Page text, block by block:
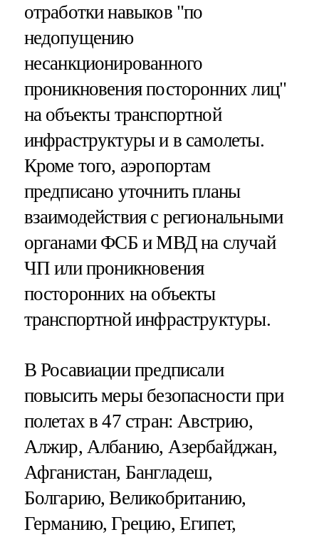
отработки навыков "по
недопущению
несанкционированного
проникновения посторонних лиц"
на объекты транспортной
инфраструктуры и в самолеты.
Кроме того, аэропортам
предписано уточнить планы
взаимодействия с региональными
органами ФСБ и МВД на случай
ЧП или проникновения
посторонних на объекты
транспортной инфраструктуры.
В Росавиации предписали
повысить меры безопасности при
полетах в 47 стран: Австрию,
Алжир, Албанию, Азербайджан,
Афганистан, Бангладеш,
Болгарию, Великобританию,
Германию, Грецию, Египет,